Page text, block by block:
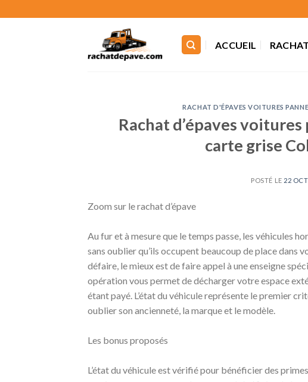
to
ACCUEIL
RACHAT D'ÉPAVES VOITURES
Rachat d’épaves
carte grise
POSTÉ LE 22
Zoom sur le rachat d’épave
Au fur et à mesure que le temps passe, les véhicules
sans oublier qu’ils occupent beaucoup de place dans
défaire, le mieux est de faire appel à une enseigne
opération vous permet de décharger votre espace
étant payé. L’état du véhicule représente le premier
oublier son ancienneté, la marque et le modèle.
Les bonus proposés
L’état du véhicule est vérifié pour bénéficier des